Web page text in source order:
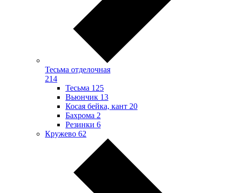
Тесьма отделочная
214
Тесьма 125
Вьюнчик 13
Косая бейка, кант 20
Бахрома 2
Резинки 6
Кружево 62